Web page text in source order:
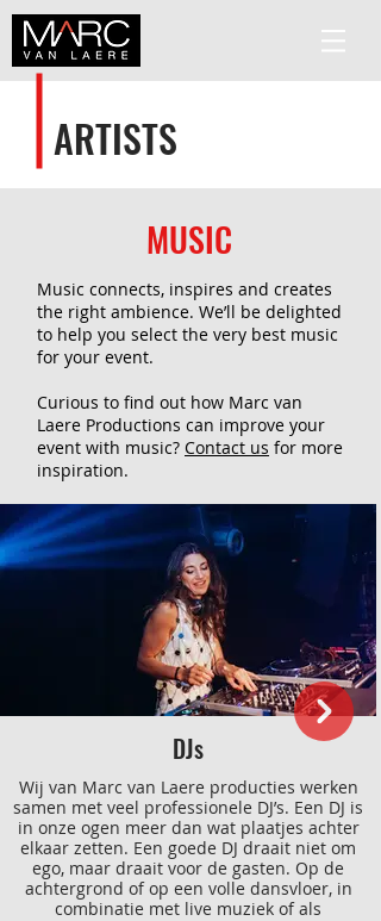
ARTISTS
MUSIC
Music connects, inspires and creates
the right ambience. We’ll be delighted
to help you select the very best music
for your event.
Curious to find out how Marc van
Laere Productions can improve your
event with music? Contact us for more
inspiration.
DJs
Wij van Marc van Laere producties werken
samen met veel professionele DJ’s. Een DJ is
in onze ogen meer dan wat plaatjes achter
elkaar zetten. Een goede DJ draait niet om
ego, maar draait voor de gasten. Op de
achtergrond of op een volle dansvloer, in
combinatie met live muziek of als